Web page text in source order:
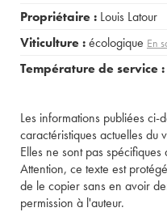
Propriétaire : Louis Latour
Viticulture :écologique En
Température de service :
Les informations publiées ci-
caractéristiques actuelles du
Elles ne sont pas spécifiques
Attention, ce texte est
de le copier sans en avoir
permission à l'auteur.